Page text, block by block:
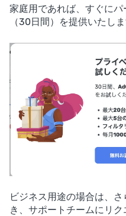
家庭用であれば、すぐに
（30日間）を提供いたしま
ビジネス用途の場合は、
き、サポートチームにリ